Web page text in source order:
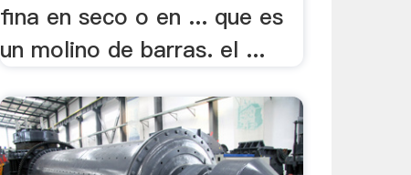
fina en seco o en ... que es
un molino de barras. el ...